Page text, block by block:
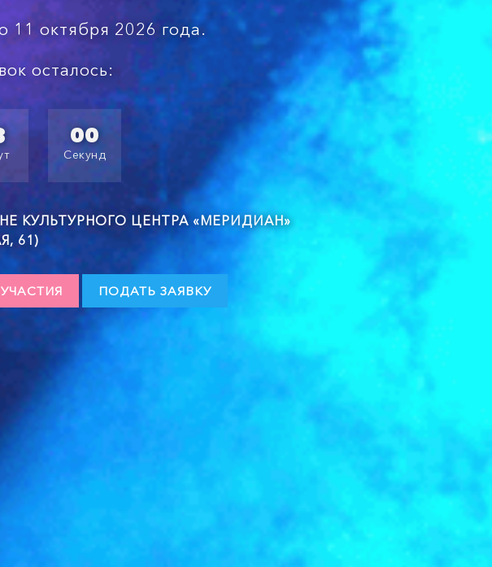
11 октября 2026 года.
осталось:
57
Секунд
КУЛЬТУРНОГО ЦЕНТРА «МЕРИДИАН»
61)
ПОДАТЬ ЗАЯВКУ